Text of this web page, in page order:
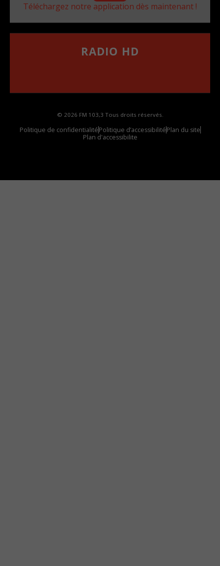
Téléchargez notre application dès maintenant !
RADIO HD
© 2026 FM 103,3 Tous droits réservés.
Politique de confidentialitéPolitique d’accessibilitéPlan du site
Plan d'accessibilite